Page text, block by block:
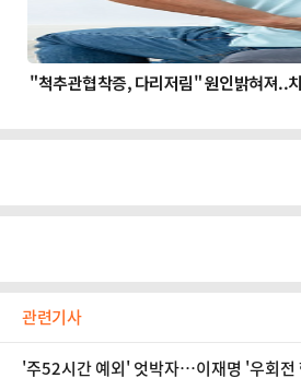
관련기사
'주52시간 예외' 엇박자…이재명 '우회